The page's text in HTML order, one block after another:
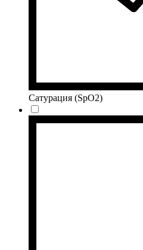
Сатурация (SpO2)